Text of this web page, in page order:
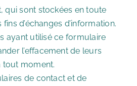
qui sont stockées en toute
d’échanges d’information.
ayant utilisé ce formulaire
l’effacement de leurs
tout moment.
de contact et de